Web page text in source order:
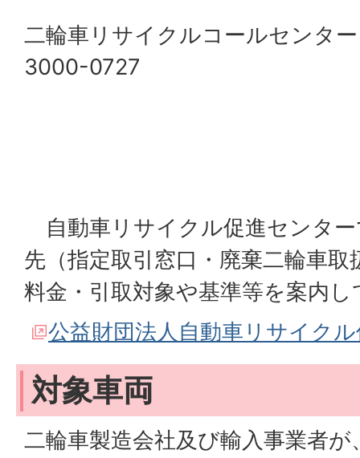
二輪車リサイクルコールセ
3000-0727
自動車リサイクル促進センタ
先（指定取引窓口・廃棄二輪車
料金・引取対象や基準等を案内
公益財団法人自動車リサイク
対象車両
二輪車製造会社及び輸入事業者